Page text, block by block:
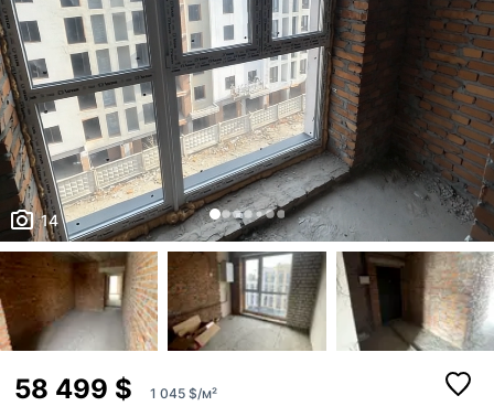
14
58 499 $ 1 045 $/м²